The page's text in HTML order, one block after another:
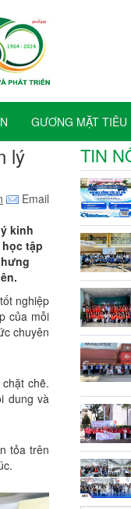
GƯƠNG MẶT TIÊU
lý
Email
kinh
tập
nghiệp
của mỗi
chuyên
chẽ.
dung và
tỏa trên
TIN